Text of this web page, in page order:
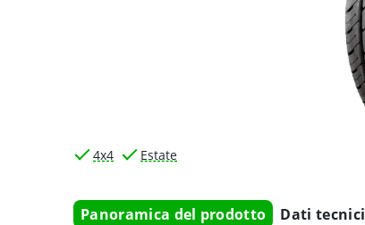
4x4 Estate
Panoramica del prodotto Dati tecnici